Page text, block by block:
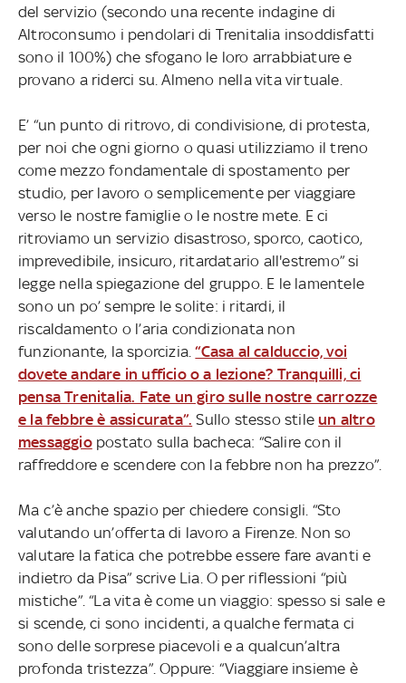
del servizio (secondo una recente indagine di
Altroconsumo i pendolari di Trenitalia insoddisfatti
sono il 100%) che sfogano le loro arrabbiature e
provano a riderci su. Almeno nella vita virtuale.
E’ “un punto di ritrovo, di condivisione, di protesta,
per noi che ogni giorno o quasi utilizziamo il treno
come mezzo fondamentale di spostamento per
studio, per lavoro o semplicemente per viaggiare
verso le nostre famiglie o le nostre mete. E ci
ritroviamo un servizio disastroso, sporco, caotico,
imprevedibile, insicuro, ritardatario all'estremo” si
legge nella spiegazione del gruppo. E le lamentele
sono un po’ sempre le solite: i ritardi, il
riscaldamento o l’aria condizionata non
funzionante, la sporcizia.“Casa al calduccio, voi
dovete andare in ufficio o a lezione? Tranquilli, ci
pensa Trenitalia. Fate un giro sulle nostre carrozze
e la febbre è assicurata”. Sullo stesso stileun altro
messaggiopostato sulla bacheca: “Salire con il
raffreddore e scendere con la febbre non ha prezzo”.
Ma c’è anche spazio per chiedere consigli. “Sto
valutando un’offerta di lavoro a Firenze. Non so
valutare la fatica che potrebbe essere fare avanti e
indietro da Pisa” scrive Lia. O per riflessioni “più
mistiche”. “La vita è come un viaggio: spesso si sale e
si scende, ci sono incidenti, a qualche fermata ci
sono delle sorprese piacevoli e a qualcun’altra
profonda tristezza”. Oppure: “Viaggiare insieme è